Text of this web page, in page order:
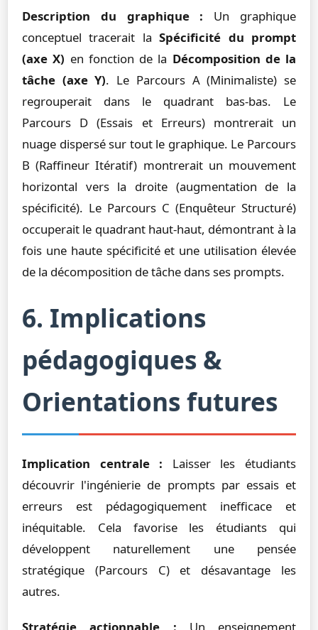
Description du graphique : Un graphique
conceptuel tracerait laSpécificité du prompt
(axe X) en fonction de la Décomposition de la
tâche (axe Y). Le Parcours A (Minimaliste) se
regrouperait dans le quadrant bas-bas. Le
Parcours D (Essais et Erreurs) montrerait un
nuage dispersé sur tout le graphique. Le Parcours
B (Raffineur Itératif) montrerait un mouvement
horizontal vers la droite (augmentation de la
spécificité). Le Parcours C (Enquêteur Structuré)
occuperait le quadrant haut-haut, démontrant à la
fois une haute spécificité et une utilisation élevée
de la décomposition de tâche dans ses prompts.
6. Implications
pédagogiques &
Orientations futures
Implication centrale : Laisser les étudiants
découvrir l'ingénierie de prompts par essais et
erreurs est pédagogiquement inefficace et
inéquitable. Cela favorise les étudiants qui
développent naturellement une pensée
stratégique (Parcours C) et désavantage les
autres.